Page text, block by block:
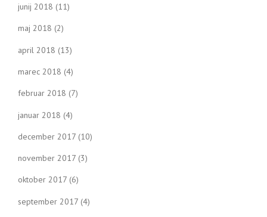
junij 2018 (11)
maj 2018 (2)
april 2018 (13)
marec 2018 (4)
februar 2018 (7)
januar 2018 (4)
december 2017 (10)
november 2017 (3)
oktober 2017 (6)
september 2017 (4)